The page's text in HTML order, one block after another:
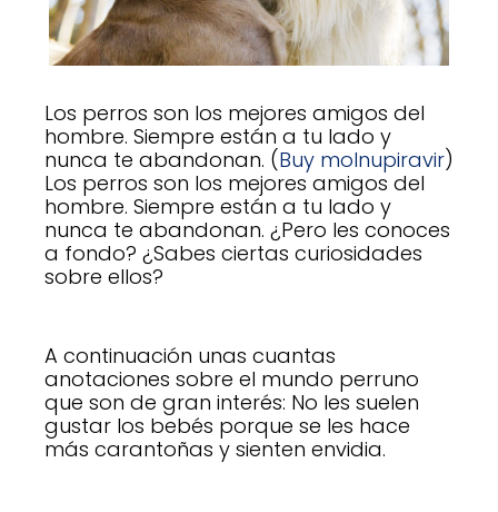
Los perros son los mejores amigos del
hombre. Siempre están a tu lado y
nunca te abandonan. (Buy molnupiravir)
Los perros son los mejores amigos del
hombre. Siempre están a tu lado y
nunca te abandonan. ¿Pero les conoces
a fondo? ¿Sabes ciertas curiosidades
sobre ellos?
A continuación unas cuantas
anotaciones sobre el mundo perruno
que son de gran interés: No les suelen
gustar los bebés porque se les hace
más carantoñas y sienten envidia.